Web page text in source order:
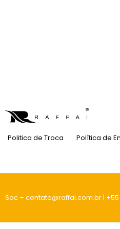
Politica de Troca Política de
Sac – contato@raffai.com.br |